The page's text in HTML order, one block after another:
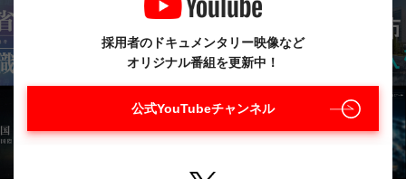
採用者のドキュメンタリー映像など
オリジナル番組を更新中！
公式YouTubeチャンネル